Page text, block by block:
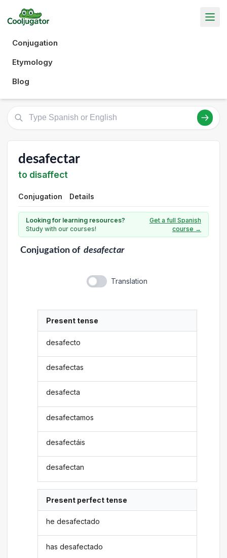
Conjugation
Etymology
Blog
desafectar
to disaffect
Conjugation Details
Looking for learning resources?
Study with our courses!
Get a full Spanish
course →
Conjugationof desafectar
Translation
Present tense
desafecto
desafectas
desafecta
desafectamos
desafectáis
desafectan
Present perfect tense
he desafectado
has desafectado